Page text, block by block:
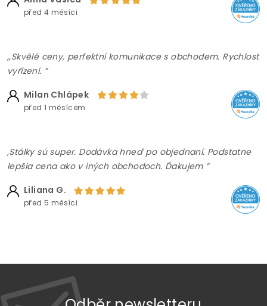
před 4 měsíci
,,Skvělé ceny, perfektní komunikace s obchodem. Rychlost
vyřízení. ”
Milan Chlápek
před 1 měsícem
,Stálky sú super. Dodávka hneď po objednaní. Podstatne
lepšia cena ako v iných obchodoch. Ďakujem ”
Liliana G.
před 5 měsíci